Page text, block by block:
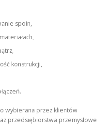
spoin,
konstrukcji,
wybierana przez klientów
przedsiębiorstwa przemysłowe